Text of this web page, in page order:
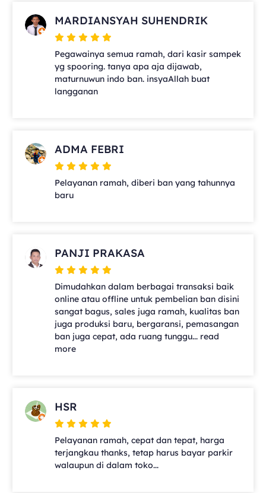
MARDIANSYAH SUHENDRIK
Pegawainya semua ramah, dari kasir sampek
yg spooring. tanya apa aja dijawab,
maturnuwun indo ban. insyaAllah buat
langganan
ADMA FEBRI
Pelayanan ramah, diberi ban yang tahunnya
baru
PANJI PRAKASA
Dimudahkan dalam berbagai transaksi baik
online atau offline untuk pembelian ban disini
sangat bagus, sales juga ramah, kualitas ban
juga produksi baru, bergaransi, pemasangan
ban juga cepat, ada ruang tunggu... read
more
HSR
Pelayanan ramah, cepat dan tepat, harga
terjangkau thanks, tetap harus bayar parkir
walaupun di dalam toko...